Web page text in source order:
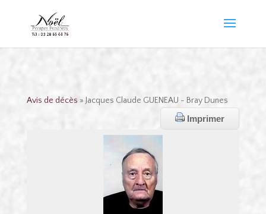
Avis de décès » Jacques Claude GUENEAU - Bray Dunes
Imprimer